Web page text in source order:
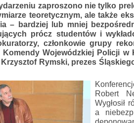
zaproszono nie tylko
teoretycznym, ale także
– bardziej lub mniej
prócz studentów i
członkowie grupy
Komendy Wojewódzkiej Policji w
Rymski, prezes
Robert
Wygłosił
a